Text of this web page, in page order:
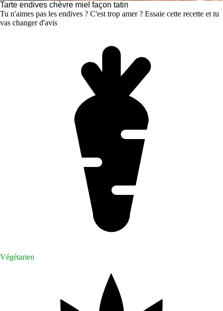
Tarte endives chèvre miel façon tatin
Tu n'aimes pas les endives ? C'est trop amer ? Essaie cette recette et tu
vas changer d'avis
Végétarien